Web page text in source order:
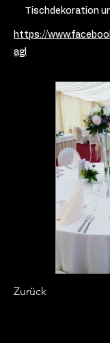
Tischdekoration
https://
agl
Zurück